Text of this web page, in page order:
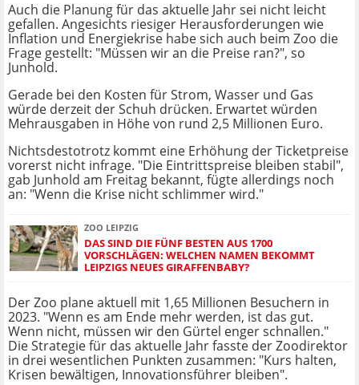
Auch die Planung für das aktuelle Jahr sei nicht leicht
gefallen. Angesichts riesiger Herausforderungen wie
Inflation und Energiekrise habe sich auch beim Zoo die
Frage gestellt: "Müssen wir an die Preise ran?", so
Junhold.
Gerade bei den Kosten für Strom, Wasser und Gas
würde derzeit der Schuh drücken. Erwartet würden
Mehrausgaben in Höhe von rund 2,5 Millionen Euro.
Nichtsdestotrotz kommt eine Erhöhung der Ticketpreise
vorerst nicht infrage. "Die Eintrittspreise bleiben stabil",
gab Junhold am Freitag bekannt, fügte allerdings noch
an: "Wenn die Krise nicht schlimmer wird."
ZOO LEIPZIG
DAS SIND DIE FÜNF BESTEN AUS 1700
VORSCHLÄGEN: WELCHEN NAMEN BEKOMMT
LEIPZIGS NEUES GIRAFFENBABY?
Der Zoo plane aktuell mit 1,65 Millionen Besuchern in
2023. "Wenn es am Ende mehr werden, ist das gut.
Wenn nicht, müssen wir den Gürtel enger schnallen."
Die Strategie für das aktuelle Jahr fasste der Zoodirektor
in drei wesentlichen Punkten zusammen: "Kurs halten,
Krisen bewältigen, Innovationsführer bleiben".